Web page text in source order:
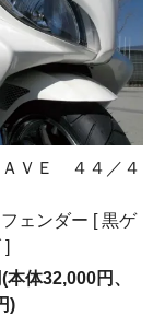
ＡＶＥ ４４／４
ェンダー [ 黒ゲ
]
体32,000円、
)